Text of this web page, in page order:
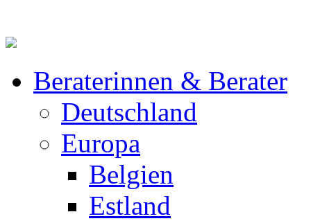
Beraterinnen & Berater
Deutschland
Europa
Belgien
Estland